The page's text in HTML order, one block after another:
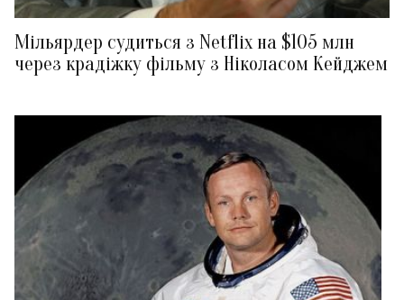
Мільярдер судиться з Netflix на $105 млн
через крадіжку фільму з Ніколасом Кейджем